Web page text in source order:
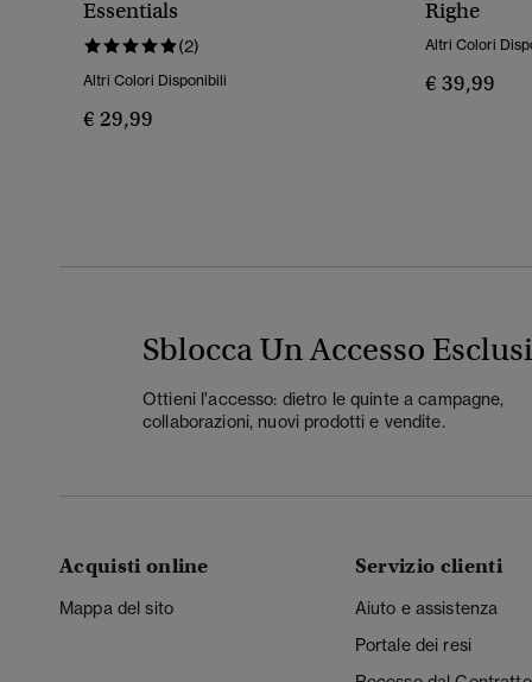
Essentials
(2)
Altri Colori Disponibili
€ 29,99
Righe
Altri Colori
€ 39,99
Sblocca Un Accesso
Ottieni l'accesso: dietro le quinte a campagne,
collaborazioni, nuovi prodotti e vendite.
Acquisti online
Mappa del sito
Servizio clienti
Aiuto e assistenza
Portale dei resi